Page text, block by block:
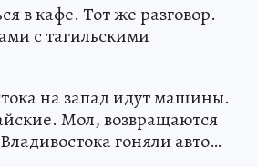
в кафе. Тот же разговор.
с тагильскими
на запад идут машины.
Мол, возвращаются
гоняли авто…